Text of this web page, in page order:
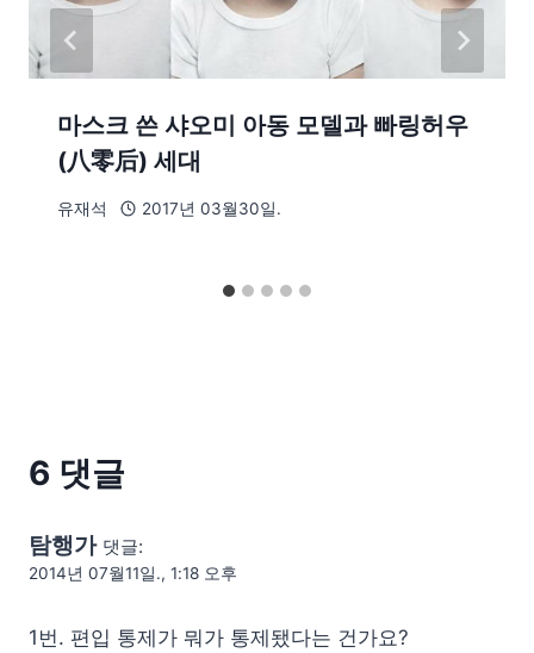
마스크 쓴 샤오미 아동 모델과 빠링허우
(八零后) 세대
유재석 2017년 03월30일.
6 댓글
탐행가 댓글:
2014년 07월11일., 1:18 오후
1번. 편입 통제가 뭐가 통제됐다는 건가요?